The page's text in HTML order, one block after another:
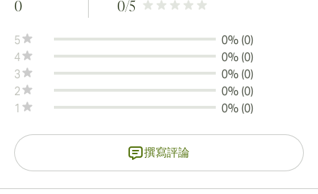
0 0/5
5
0% (0)
4
0% (0)
3
0% (0)
2
0% (0)
1
0% (0)
撰寫評論